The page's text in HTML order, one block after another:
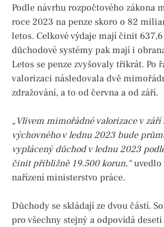
Podle návrhu rozpočtového zákona
roce 2023 na penze skoro o 82
letos. Celkové výdaje mají činit
důchodové systémy pak mají i
Letos se penze zvyšovaly třikrát. Po
valorizaci následovala dvě
zdražování, a to od června a od září.
„Vlivem mimořádné valorizace v září
výchovného v lednu 2023 bude
vyplácený důchod v lednu 2023
činit přibližně 19.500 korun,“uvedlo
nařízení ministerstvo práce.
Důchody se skládají ze dvou částí.
pro všechny stejný a odpovídá